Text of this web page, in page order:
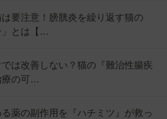
は要注意！膀胱炎を繰り返す猫の
」とは【…
は改善しない？猫の『難治性腸疾
療の可…
薬の副作用を『ハチミツ』が救っ